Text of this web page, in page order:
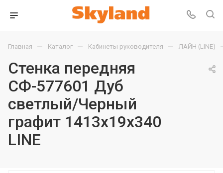
Главная — Каталог — Кабинеты руководителя — ЛАЙН (LINE)
Стенка передняя
СФ-577601 Дуб
светлый/Черный
графит 1413х19х340
LINE